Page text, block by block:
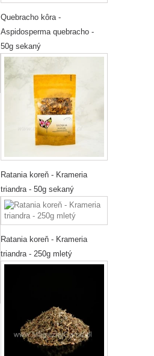
Quebracho kôra -
Aspidosperma quebracho -
50g sekaný
Ratania koreň - Krameria
triandra - 50g sekaný
Ratania koreň - Krameria
triandra - 250g mletý